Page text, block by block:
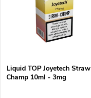
Liquid TOP Joyetech Straw
Champ 10ml - 3mg